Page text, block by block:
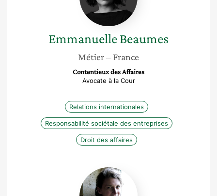
EmmanuelleBeaumes
Métier– France
Contentieux des Affaires
Avocate à la Cour
Relations internationales
Responsabilité sociétale des entreprises
Droit des affaires
Marie
Yared